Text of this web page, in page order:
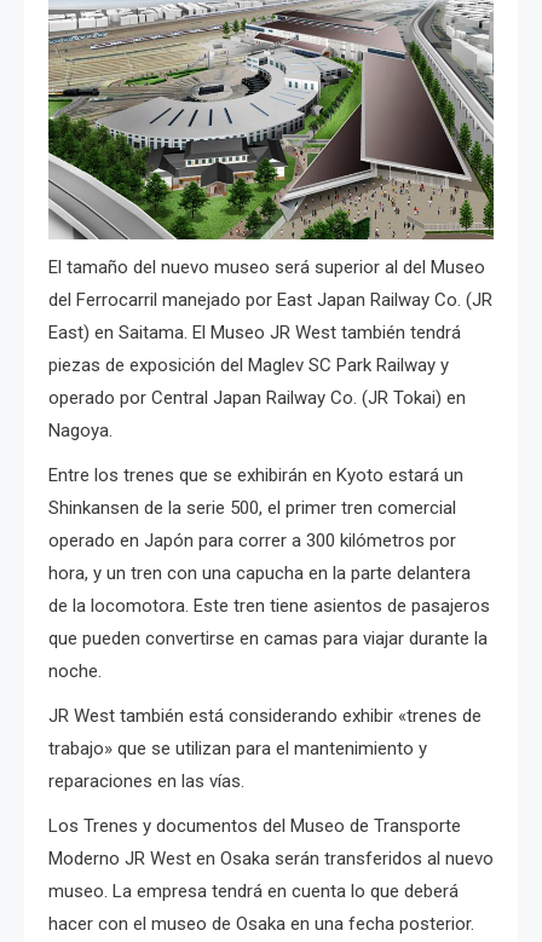
El tamaño del nuevo museo será superior al del Museo
del Ferrocarril manejado por East Japan Railway Co. (JR
East) en Saitama. El Museo JR West también tendrá
piezas de exposición del Maglev SC Park Railway y
operado por Central Japan Railway Co. (JR Tokai) en
Nagoya.
Entre los trenes que se exhibirán en Kyoto estará un
Shinkansen de la serie 500, el primer tren comercial
operado en Japón para correr a 300 kilómetros por
hora, y un tren con una capucha en la parte delantera
de la locomotora. Este tren tiene asientos de pasajeros
que pueden convertirse en camas para viajar durante la
noche.
JR West también está considerando exhibir «trenes de
trabajo» que se utilizan para el mantenimiento y
reparaciones en las vías.
Los Trenes y documentos del Museo de Transporte
Moderno JR West en Osaka serán transferidos al nuevo
museo. La empresa tendrá en cuenta lo que deberá
hacer con el museo de Osaka en una fecha posterior.